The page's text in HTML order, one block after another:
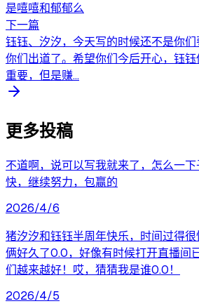
是嘻嘻和郁郁么
下一篇
钰钰、汐汐，今天写的时候还不是你
你们出道了。希望你们今后开心，钰
重要，但是赚...
更多投稿
不道啊，说可以写我就来了，怎么一
快，继续努力，包赢的
2026/4/6
猪汐汐和钰钰半周年快乐，时间过得
俩好久了0.0，好像有时候打开直播间
们越来越好！哎，猜猜我是谁0.0！
2026/4/5